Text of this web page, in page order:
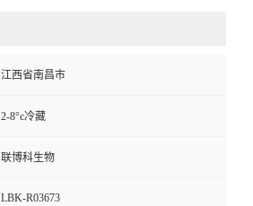
江西省南昌市
2-8°c冷藏
联博科生物
LBK-R03673